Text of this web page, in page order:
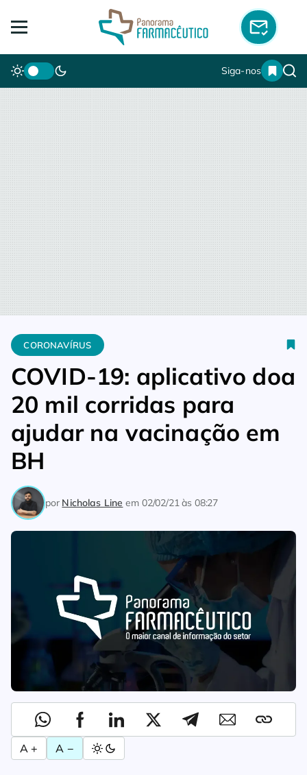
Siga-nos
Home Coronavírus COVID-19: aplicativo doa 20 mil
CORONAVÍRUS
COVID-19: aplicativo doa
20 mil corridas para
ajudar na vacinação em
BH
por Nicholas Line em 02/02/21 às 08:27
A + A −